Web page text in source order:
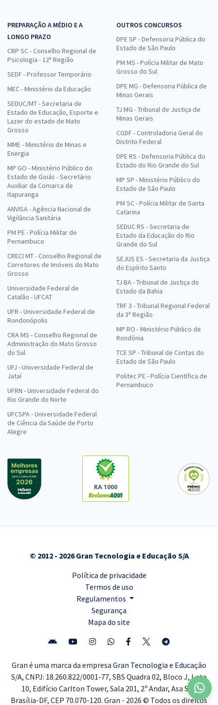
PREPARAÇÃO A MÉDIO E A
LONGO PRAZO
CRP SC - Conselho Regional de
Psicologia - 12ª Região
SEDF - Professor Temporário
MEC - Ministério da Educação
SEDUC/MT - Secretaria de
Estado de Educação, Esporte e
Lazer do estado de Mato
Grosso
MME - Ministério de Minas e
Energia
MP GO - Ministério Público do
Estado de Goiás - Secretário
Auxiliar da Comarca de
Itapuranga
ANVISA - Agência Nacional de
Vigilância Sanitária
PM PE - Polícia Militar de
Pernambuco
CRECI MT - Conselho Regional de
Corretores de Imóveis do Mato
Grosso
Universidade Federal de
Catalão - UFCAT
UFR - Universidade Federal de
Rondonópolis
CRA MS - Conselho Regional de
Administração do Mato Grosso
do Sul
UFJ - Universidade Federal de
Jataí
UFRN - Universidade Federal do
Rio Grande do Norte
UFCSPA - Universidade Federal
de Ciência da Saúde de Porto
Alegre
OUTROS CONCURSOS
DPE SP - Defensoria Pública do
Estado de São Paulo
PM MS - Polícia Militar de Mato
Grosso do Sul
DPE MG - Defensoria Pública de
Minas Gerais
TJ MG - Tribunal de Justiça de
Minas Gerais
CGDF - Controladoria Geral do
Distrito Federal
DPE RS - Defensoria Pública do
Estado do Rio Grande do Sul
MP SP - Ministério Público do
Estado de São Paulo
PM SC - Polícia Militar de Santa
Catarina
SEDUC RS - Secretaria de
Estado da Educação do Rio
Grande do Sul
SEJUS ES - Secretaria da Justiça
do Espírito Santo
TJ BA - Tribunal de Justiça do
Estado da Bahia
TRF 3 - Tribunal Regional Federal
da 3ª Região
MP RO - Ministério Público de
Rondônia
TCE SP - Tribunal de Contas do
Estado de São Paulo
Politec PE - Polícia Científica de
Pernambuco
RA 1000
© 2012 - 2026 Gran Tecnologia e Educação S/A
Política de privacidade
Termos de uso
Regulamentos
Segurança
Mapa do site
Gran é uma marca da empresa Gran Tecnologia e Educação
S/A, CNPJ: 18.260.822/0001-77, SBS Quadra 02, Bloco J, Lote
10, Edifício Carlton Tower, Sala 201, 2º Andar, Asa Sul,
Brasília-DF, CEP 70.070-120. Gran - 2026 © Todos os direitos